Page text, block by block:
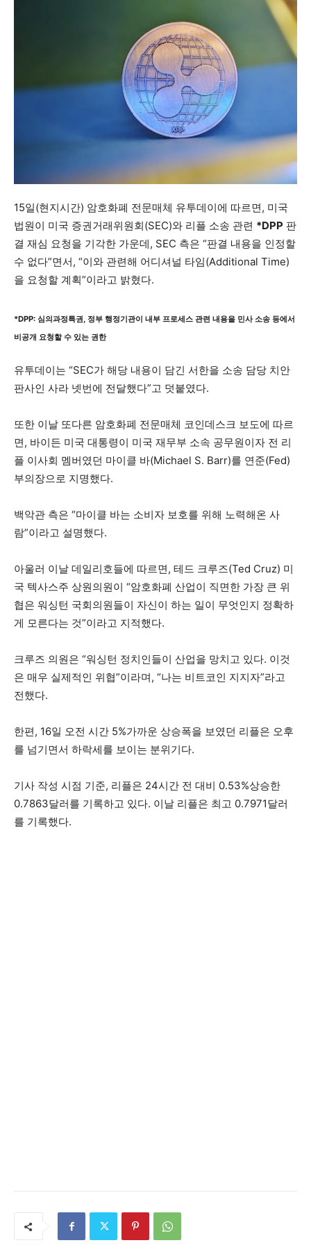
15일(현지시간) 암호화폐 전문매체 유투데이에 따르면, 미국
법원이 미국 증권거래위원회(SEC)와 리플 소송 관련 *DPP 판
결 재심 요청을 기각한 가운데, SEC 측은 “판결 내용을 인정할
수 없다”면서, “이와 관련해 어디셔널 타임(Additional Time)
을 요청할 계획”이라고 밝혔다.
*DPP: 심의과정특권, 정부 행정기관이 내부 프로세스 관련 내용을 민사 소송 등에서
비공개 요청할 수 있는 권한
유투데이는 “SEC가 해당 내용이 담긴 서한을 소송 담당 치안
판사인 사라 넷번에 전달했다”고 덧붙였다.
또한 이날 또다른 암호화폐 전문매체 코인데스크 보도에 따르
면, 바이든 미국 대통령이 미국 재무부 소속 공무원이자 전 리
플 이사회 멤버였던 마이클 바(Michael S. Barr)를 연준(Fed)
부의장으로 지명했다.
백악관 측은 “마이클 바는 소비자 보호를 위해 노력해온 사
람”이라고 설명했다.
아울러 이날 데일리호들에 따르면, 테드 크루즈(Ted Cruz) 미
국 텍사스주 상원의원이 “암호화폐 산업이 직면한 가장 큰 위
협은 워싱턴 국회의원들이 자신이 하는 일이 무엇인지 정확하
게 모른다는 것”이라고 지적했다.
크루즈 의원은 “워싱턴 정치인들이 산업을 망치고 있다. 이것
은 매우 실제적인 위협”이라며, “나는 비트코인 지지자”라고
전했다.
한편, 16일 오전 시간 5%가까운 상승폭을 보였던 리플은 오후
를 넘기면서 하락세를 보이는 분위기다.
기사 작성 시점 기준, 리플은 24시간 전 대비 0.53%상승한
0.7863달러를 기록하고 있다. 이날 리플은 최고 0.7971달러
를 기록했다.